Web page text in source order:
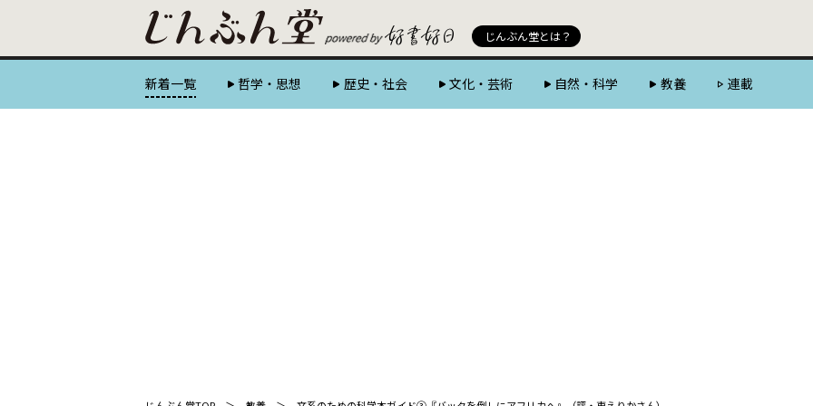
じんぶん堂とは？
新着一覧 哲学・思想 歴史・社会 文化・芸術 自然・科学 教養 連載